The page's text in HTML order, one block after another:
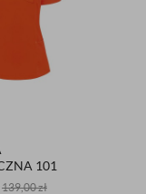
101
139,00zł